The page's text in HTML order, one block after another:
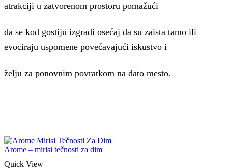
atrakciji u zatvorenom prostoru pomažući
da se kod gostiju izgradi osećaj da su zaista tamo ili
evociraju uspomene povećavajući iskustvo i
želju za ponovnim povratkom na dato mesto.
Arome – mirisi tečnosti za dim
Quick View